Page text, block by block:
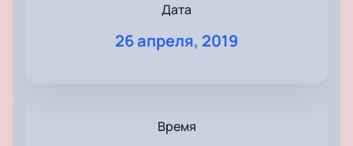
Дата
26 апреля, 2019
Время